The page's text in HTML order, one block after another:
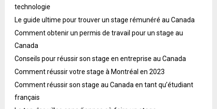
technologie
Le guide ultime pour trouver un stage rémunéré au Canada
Comment obtenir un permis de travail pour un stage au
Canada
Conseils pour réussir son stage en entreprise au Canada
Comment réussir votre stage à Montréal en 2023
Comment réussir son stage au Canada en tant qu’étudiant
français